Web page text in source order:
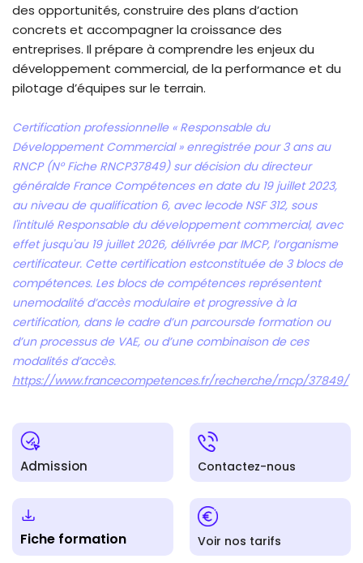
des opportunités, construire des plans d’action
concrets et accompagner la croissance des
entreprises. Il prépare à comprendre les enjeux du
développement commercial, de la performance et du
pilotage d’équipes sur le terrain.
Certification professionnelle « Responsable du
Développement Commercial » enregistrée pour 3 ans au
RNCP (N° Fiche RNCP37849) sur décision du directeur
généralde France Compétences en date du 19 juillet 2023,
au niveau de qualification 6, avec lecode NSF 312, sous
l'intitulé Responsable du développement commercial, avec
effet jusqu'au 19 juillet 2026, délivrée par IMCP, l’organisme
certificateur. Cette certification estconstituée de 3 blocs de
compétences. Les blocs de compétences représentent
unemodalité d’accès modulaire et progressive à la
certification, dans le cadre d’un parcoursde formation ou
d’un processus de VAE, ou d’une combinaison de ces
modalités d’accès.
https://www.francecompetences.fr/recherche/rncp/37849/
Admission Contactez-nous
Fiche formation Voir nos tarifs